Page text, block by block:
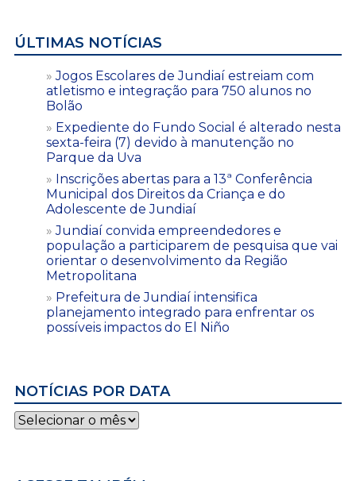
ÚLTIMAS NOTÍCIAS
Jogos Escolares de Jundiaí estreiam com
atletismo e integração para 750 alunos no
Bolão
Expediente do Fundo Social é alterado nesta
sexta-feira (7) devido à manutenção no
Parque da Uva
Inscrições abertas para a 13ª Conferência
Municipal dos Direitos da Criança e do
Adolescente de Jundiaí
Jundiaí convida empreendedores e
população a participarem de pesquisa que vai
orientar o desenvolvimento da Região
Metropolitana
Prefeitura de Jundiaí intensifica
planejamento integrado para enfrentar os
possíveis impactos do El Niño
NOTÍCIAS POR DATA
Notícias
por